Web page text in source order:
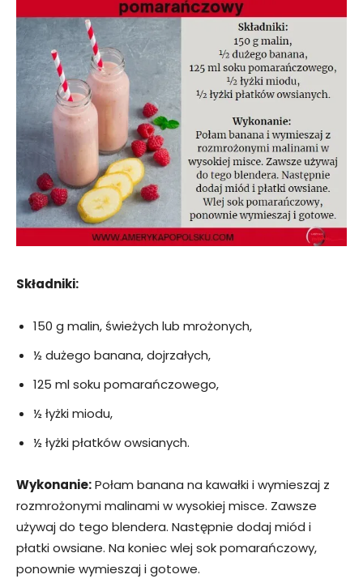
Składniki:
150 g malin, świeżych lub mrożonych,
½ dużego banana, dojrzałych,
125 ml soku pomarańczowego,
½ łyżki miodu,
½ łyżki płatków owsianych.
Wykonanie:Połam banana na kawałki i wymieszaj z
rozmrożonymi malinami w wysokiej misce. Zawsze
używaj do tego blendera. Następnie dodaj miód i
płatki owsiane. Na koniec wlej sok pomarańczowy,
ponownie wymieszaj i gotowe.